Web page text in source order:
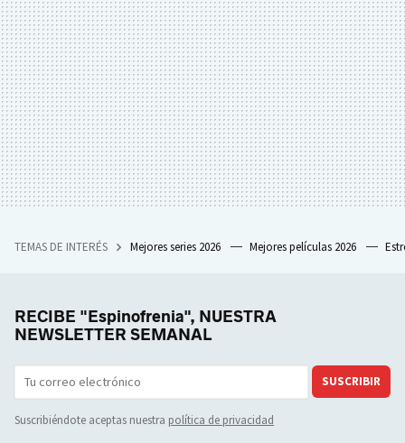
TEMAS DE INTERÉS Mejores series 2026 Mejores películas 2026
RECIBE "Espinofrenia", NUESTRA
NEWSLETTER SEMANAL
SUSCRIBIR
Suscribiéndote aceptas nuestra política de privacidad